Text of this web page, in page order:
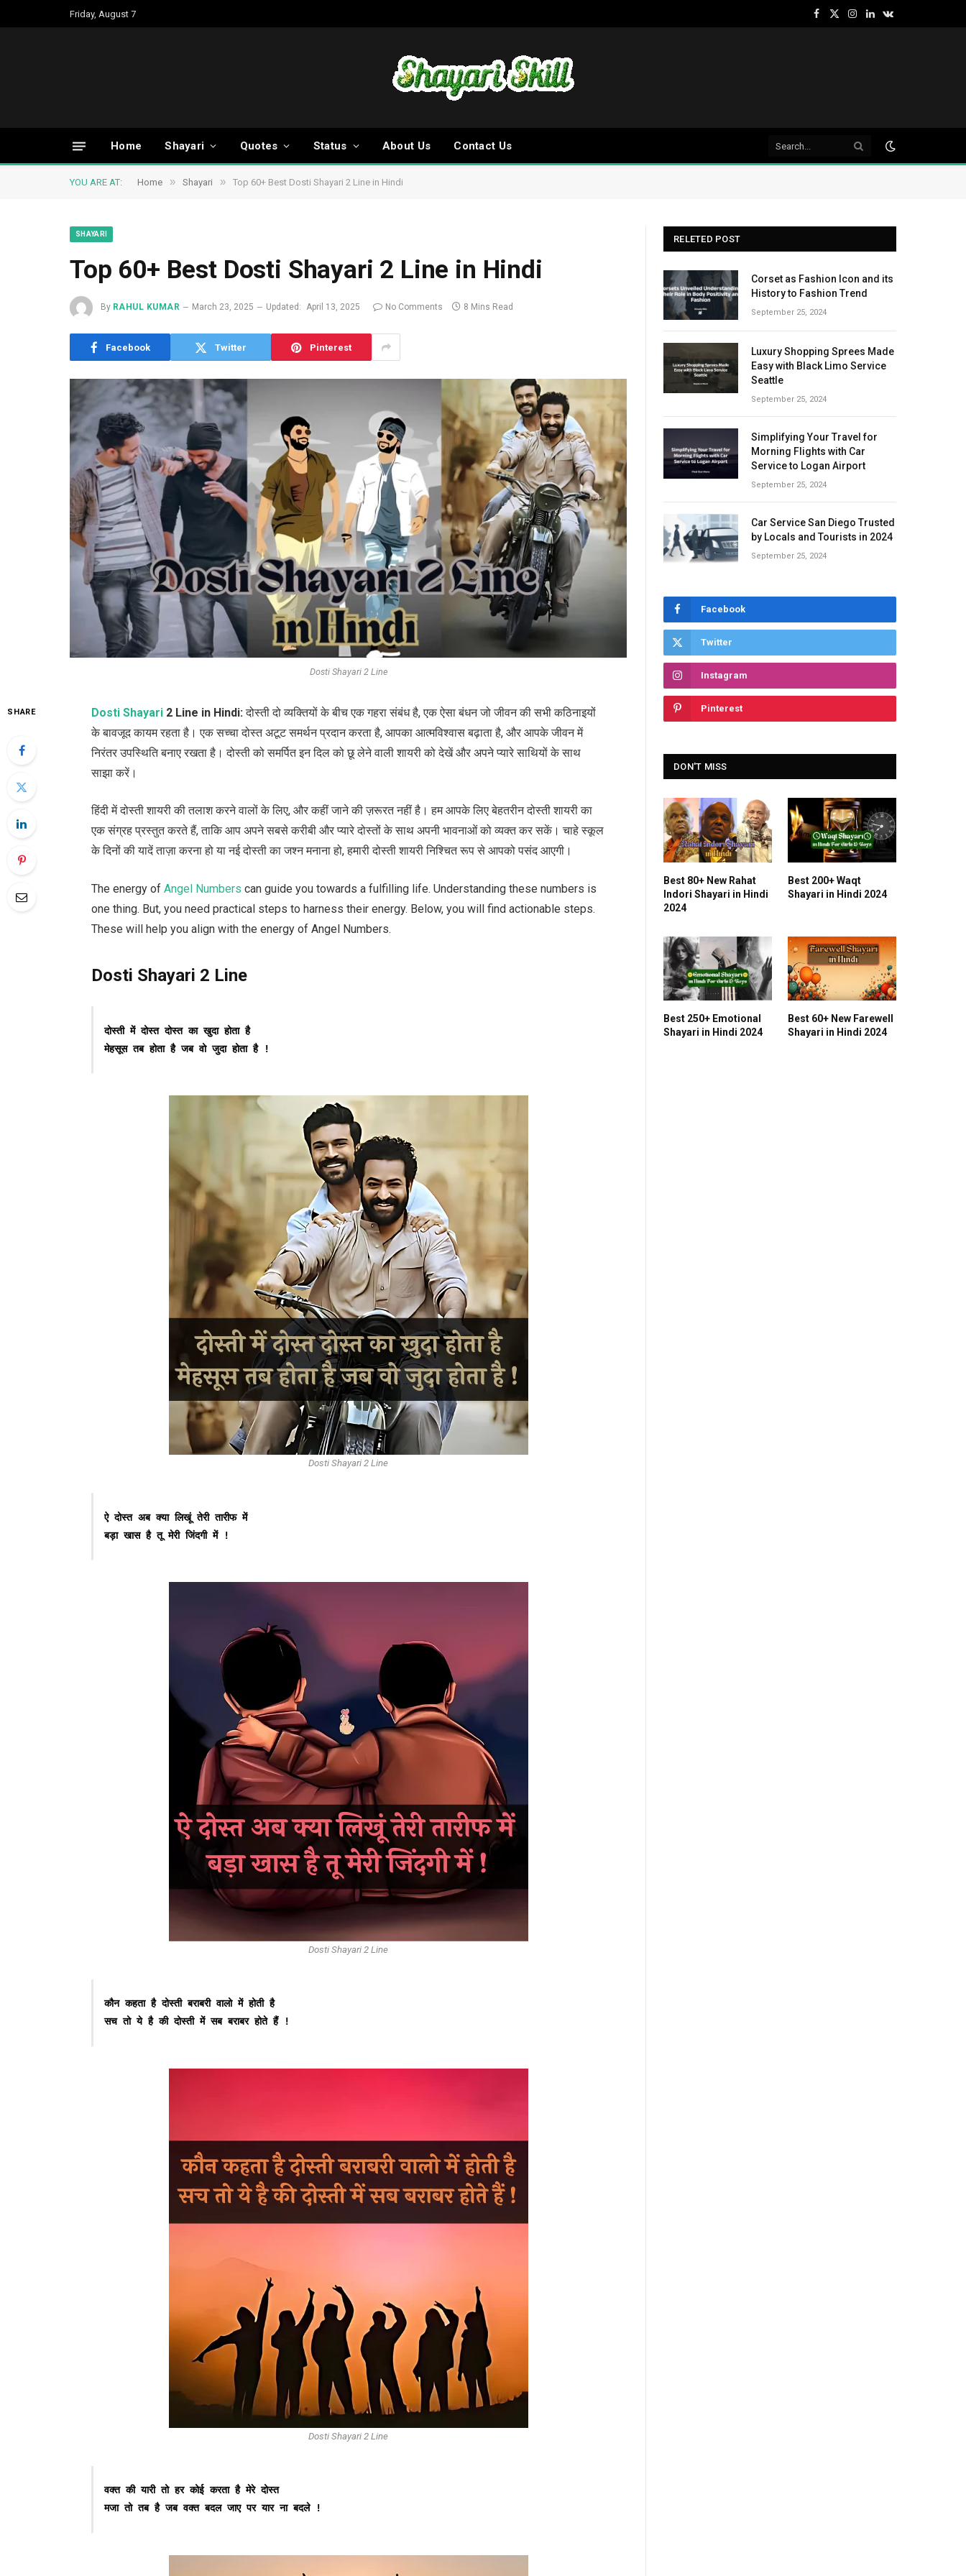
Friday, August 7
Facebook
X
Instagram
LinkedInVKontakte
Home Shayari Quotes Status About Us Contact Us
YOU ARE AT: Home » Shayari » Top 60+ Best Dosti Shayari 2 Line in Hindi
SHAYARI
Top 60+ Best Dosti Shayari 2 Line in Hindi
By RAHUL KUMAR March 23, 2025 Updated: April 13, 2025 No Comments 8 Mins Read
Facebook Twitter Pinterest
Dosti Shayari 2 Line
SHARE Dosti Shayari 2 Line in Hindi:दोस्ती दो व्यक्तियों के बीच एक गहरा संबंध है, एक ऐसा बंधन जो जीवन की सभी कठिनाइयों
के बावजूद कायम रहता है। एक सच्चा दोस्त अटूट समर्थन प्रदान करता है, आपका आत्मविश्वास बढ़ाता है, और आपके जीवन में
निरंतर उपस्थिति बनाए रखता है। दोस्ती को समर्पित इन दिल को छू लेने वाली शायरी को देखें और अपने प्यारे साथियों के साथ
साझा करें।
हिंदी में दोस्ती शायरी की तलाश करने वालों के लिए, और कहीं जाने की ज़रूरत नहीं है। हम आपके लिए बेहतरीन दोस्ती शायरी का
एक संग्रह प्रस्तुत करते हैं, ताकि आप अपने सबसे करीबी और प्यारे दोस्तों के साथ अपनी भावनाओं को व्यक्त कर सकें। चाहे स्कूल
के दिनों की यादें ताज़ा करना हो या नई दोस्ती का जश्न मनाना हो, हमारी दोस्ती शायरी निश्चित रूप से आपको पसंद आएगी।
The energy ofAngel Numbers can guide you towards a fulfilling life. Understanding these numbers is
one thing. But, you need practical steps to harness their energy. Below, you will find actionable steps.
These will help you align with the energy of Angel Numbers.
Dosti Shayari 2 Line
दोस्ती में दोस्त दोस्त का खुदा होता है
Dosti Shayari 2 Line
ऐ दोस्त अब क्या लिखूं तेरी तारीफ में
Dosti Shayari 2 Line
कौन कहता है दोस्ती बराबरी वालो में होती है
Dosti Shayari 2 Line
वक्त की यारी तो हर कोई करता है मेरे दोस्त
RELETED POST
Corset as Fashion Icon and its
History to Fashion Trend
September 25, 2024
Luxury Shopping Sprees Made
Easy with Black Limo Service
Seattle
September 25, 2024
Simplifying Your Travel for
Morning Flights with Car
Service to Logan Airport
September 25, 2024
Car Service San Diego Trusted
by Locals and Tourists in 2024
September 25, 2024
Facebook
Twitter
Instagram
Pinterest
DON'T MISS
Best 80+ New Rahat
Indori Shayari in Hindi
2024
Best 200+ Waqt
Shayari in Hindi 2024
Best 250+ Emotional
Shayari in Hindi 2024
Best 60+ New Farewell
Shayari in Hindi 2024